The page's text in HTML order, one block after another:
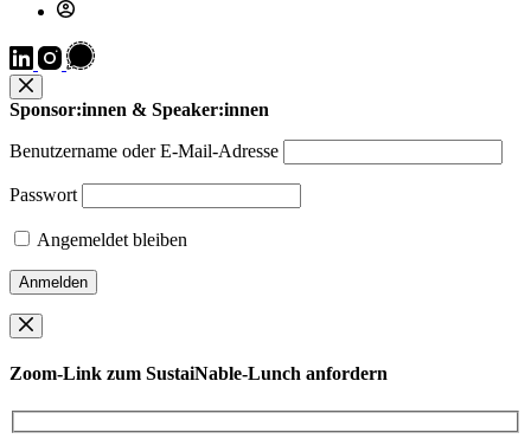
Sponsor:innen & Speaker:innen
Benutzername oder E-Mail-Adresse
Passwort
Angemeldet bleiben
Zoom-Link zum SustaiNable-Lunch anfordern